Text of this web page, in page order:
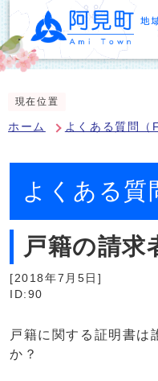
現在位置
ホーム よくある質問（
よくある質
戸籍の請求
[2018年7月5日]
ID:90
戸籍に関する証明書は
か？